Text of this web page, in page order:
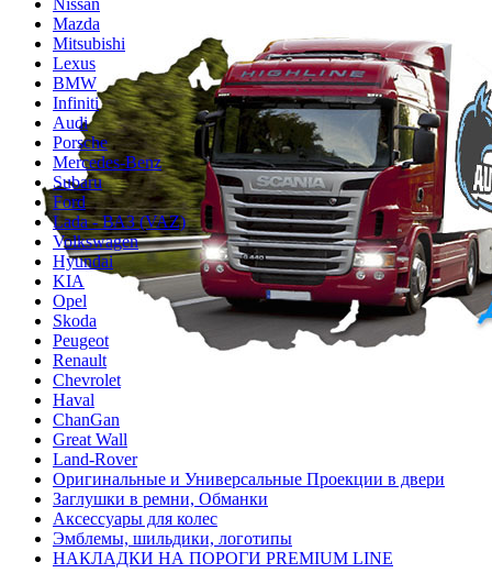
Mazda
Mitsubishi
Lexus
BMW
Infiniti
Audi
Porsche
Mercedes-Benz
Subaru
Ford
Lada - ВАЗ (VAZ)
Volkswagen
Hyundai
KIA
Opel
Skoda
Peugeot
Renault
Chevrolet
Haval
ChanGan
Great Wall
Land-Rover
Оригинальные и Универсальные Проекции в двери
Заглушки в ремни, Обманки
Аксессуары для колес
Эмблемы, шильдики, логотипы
НАКЛАДКИ НА ПОРОГИ PREMIUM LINE